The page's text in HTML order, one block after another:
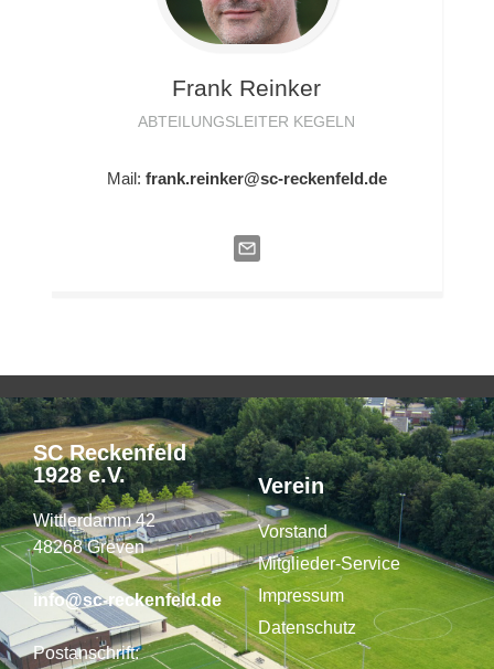
Frank Reinker
ABTEILUNGSLEITER KEGELN
Mail: frank.reinker@sc-reckenfeld.de
SC Reckenfeld
1928 e.V.
Wittlerdamm 42
48268 Greven
info@sc-reckenfeld.de
Postanschrift:
Verein
Vorstand
Mitglieder-Service
Impressum
Datenschutz